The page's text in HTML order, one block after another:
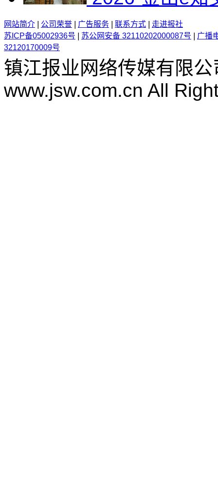
网站简介 公司荣誉 广告服务 联系方式
走进报社
苏ICP备05002936号
苏公网安备 32110202000087号
广播
32120170009号
镇江报业网络传媒有限公
www.jsw.com.cn All